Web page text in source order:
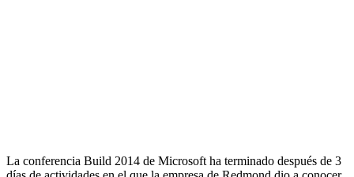
La conferencia Build 2014 de Microsoft ha terminado después de 3